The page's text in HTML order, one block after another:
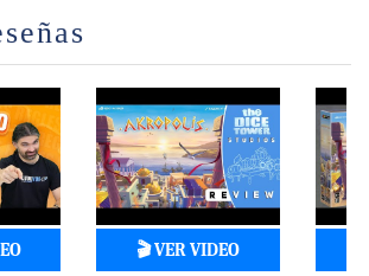
Game of the Year Nominee
Nominee
🎬 VER VIDEO